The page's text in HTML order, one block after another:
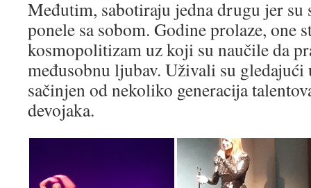
Međutim, sabotiraju jedna drugu jer su
ponele sa sobom. Godine prolaze, one
kosmopolitizam uz koji su naučile da
međusobnu ljubav. Uživali su
sačinjen od nekoliko generacija
devojaka.